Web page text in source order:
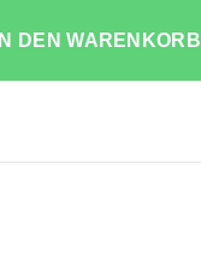
IN DEN WARENKORB